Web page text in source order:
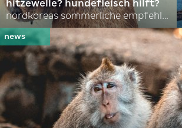
hitzewelle? hundefleisch hilft?
nordkoreas sommerliche empfehlungen